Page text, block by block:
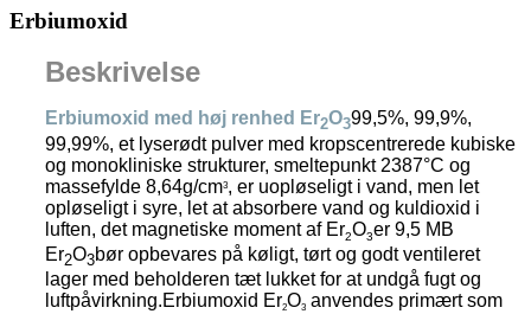
Erbiumoxid
Beskrivelse
Erbiumoxid med høj renhed Er2O399,5%, 99,9%,
99,99%, et lyserødt pulver med kropscentrerede kubiske
og monokliniske strukturer, smeltepunkt 2387°C og
massefylde 8,64g/cm3, er uopløseligt i vand, men let
opløseligt i syre, let at absorbere vand og kuldioxid i
luften, det magnetiske moment af Er2O3er 9,5 MB
Er2O3bør opbevares på køligt, tørt og godt ventileret
lager med beholderen tæt lukket for at undgå fugt og
luftpåvirkning.Erbiumoxid Er2O3 anvendes primært som